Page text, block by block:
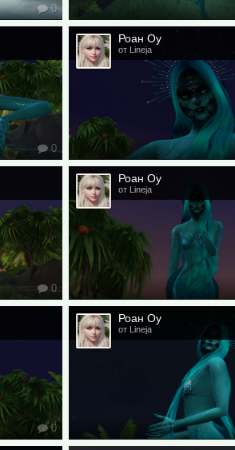
0
0
Роан Оу
от Lineja
0
Роан Оу
от Lineja
0
Роан Оу
от Lineja